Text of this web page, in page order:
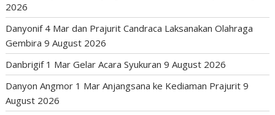
2026
Danyonif 4 Mar dan Prajurit Candraca Laksanakan Olahraga
Gembira 9 August 2026
Danbrigif 1 Mar Gelar Acara Syukuran 9 August 2026
Danyon Angmor 1 Mar Anjangsana ke Kediaman Prajurit 9
August 2026